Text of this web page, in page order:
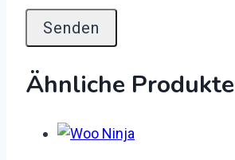
Ähnliche Produkte